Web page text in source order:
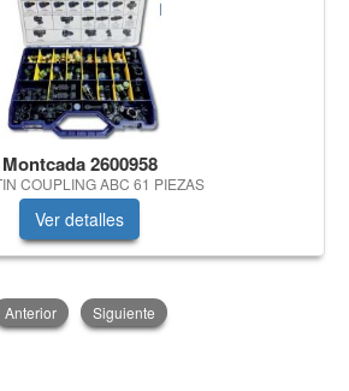
Montcada 2600958
COUPLING ABC 61 PIEZAS
Ver detalles
Anterior Siguiente